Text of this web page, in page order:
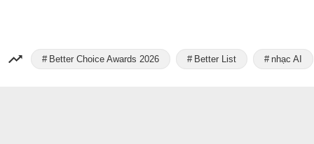
Better Choice Awards 2026 Better List nhạc AI